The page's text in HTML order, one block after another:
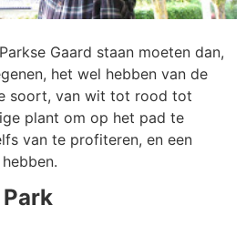
Gaard staan moeten dan,
het wel hebben van de
soort, van wit tot rood tot
plant om op het pad te
van te profiteren, en een